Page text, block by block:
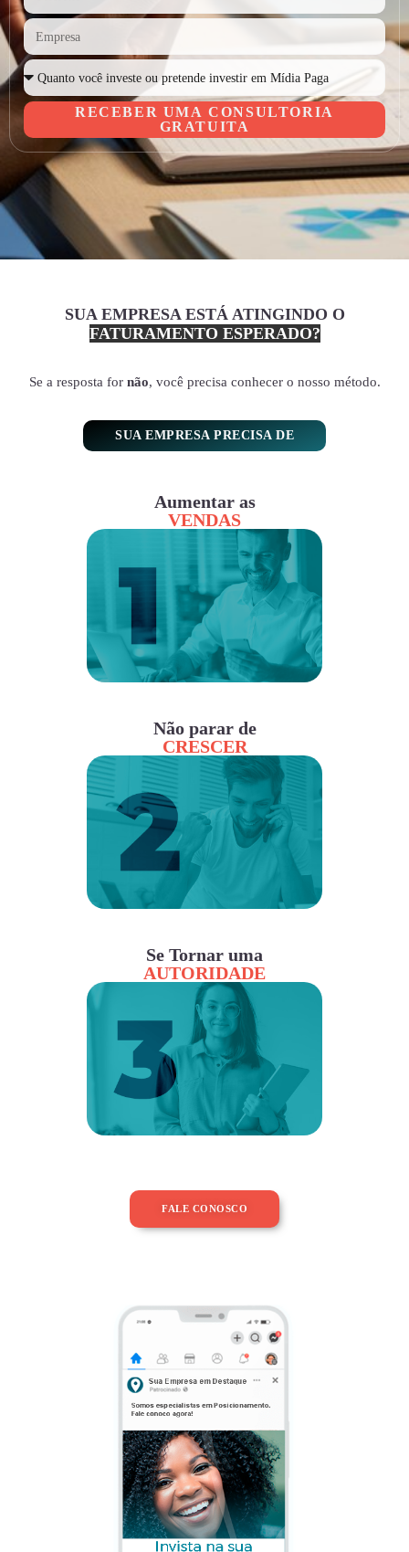
RECEBER UMA CONSULTORIA
GRATUITA
SUA EMPRESA ESTÁ ATINGINDO O
FATURAMENTO ESPERADO?
Se a resposta for não, você precisa conhecer o nosso método.
SUA EMPRESA PRECISA DE
Aumentar as
VENDAS
Não parar de
CRESCER
Se Tornar uma
AUTORIDADE
FALE CONOSCO